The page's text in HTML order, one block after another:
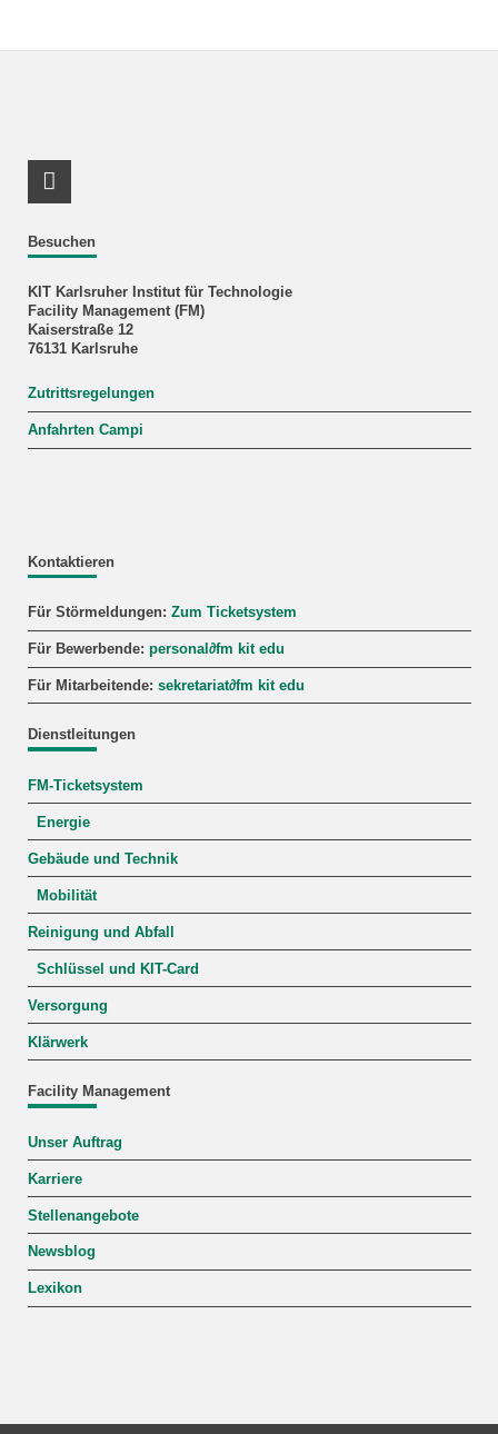
Besuchen
KIT Karlsruher Institut für Technologie
Facility Management (FM)
Kaiserstraße 12
76131 Karlsruhe
Zutrittsregelungen
Anfahrten Campi
Kontaktieren
Für Störmeldungen: Zum Ticketsystem
Für Bewerbende: personal ∂fm kit edu
Für Mitarbeitende: sekretariat∂fm kit edu
Dienstleitungen
FM-Ticketsystem
Energie
Gebäude und Technik
Mobilität
Reinigung und Abfall
Schlüssel und KIT-Card
Versorgung
Klärwerk
Facility Management
Unser Auftrag
Karriere
Stellenangebote
Newsblog
Lexikon
RSS-Feed